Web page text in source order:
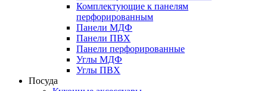
Комплектующие к панелям
перфорированным
Панели МДФ
Панели ПВХ
Панели перфорированные
Углы МДФ
Углы ПВХ
Посуда